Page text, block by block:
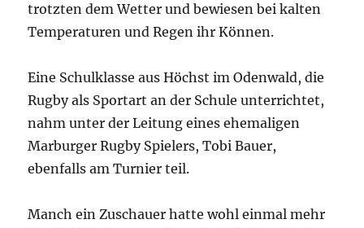
trotzten dem Wetter und bewiesen bei kalten
Temperaturen und Regen ihr Können.
Eine Schulklasse aus Höchst im Odenwald, die
Rugby als Sportart an der Schule unterrichtet,
nahm unter der Leitung eines ehemaligen
Marburger Rugby Spielers, Tobi Bauer,
ebenfalls am Turnier teil.
Manch ein Zuschauer hatte wohl einmal mehr